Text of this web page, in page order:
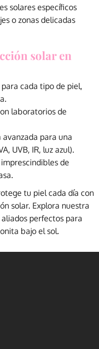
solares específicos
o zonas delicadas
solar en
cada tipo de piel,
laboratorios de
avanzada para una
UVB, IR, luz azul).
de
tu piel cada día con
solar. Explora nuestra
perfectos para
bajo el sol.